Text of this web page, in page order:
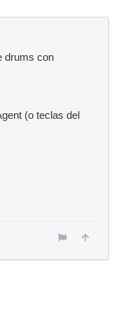
drums con
(o teclas del